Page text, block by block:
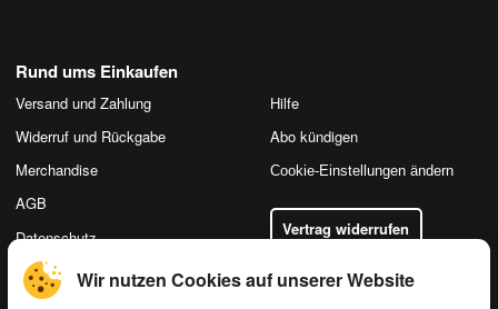
Wir nutzen Cookies auf unserer Website
Rund ums Einkaufen
Versand und Zahlung
Widerruf und Rückgabe
Merchandise
AGB
Datenschutz
Hilfe
Abo kündigen
Cookie-Einstellungen ändern
Vertrag widerrufen